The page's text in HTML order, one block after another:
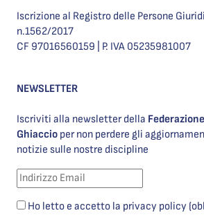
Iscrizione al Registro delle Persone
n.1562/2017
CF 97016560159 | P. IVA 05235981007
NEWSLETTER
Iscriviti alla newsletter della
Ghiaccio per non perdere gli
notizie sulle nostre discipline
Ho letto e accetto la privacy policy